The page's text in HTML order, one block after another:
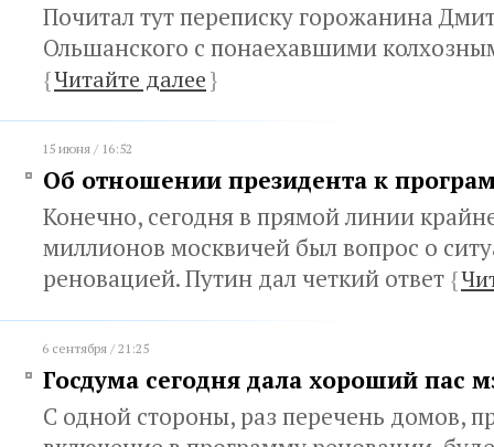
Почитал тут переписку горожанина
Ольшанского с понаехавшими
{Читайте далее}
15 июня / 16:52
Об отношении президента к
Конечно, сегодня в прямой линии
миллионов москвичей был вопрос о
реновацией. Путин дал четкий ответ {
6 сентября / 21:25
Госдума сегодня дала хороший пас
С одной стороны, раз перечень домов,